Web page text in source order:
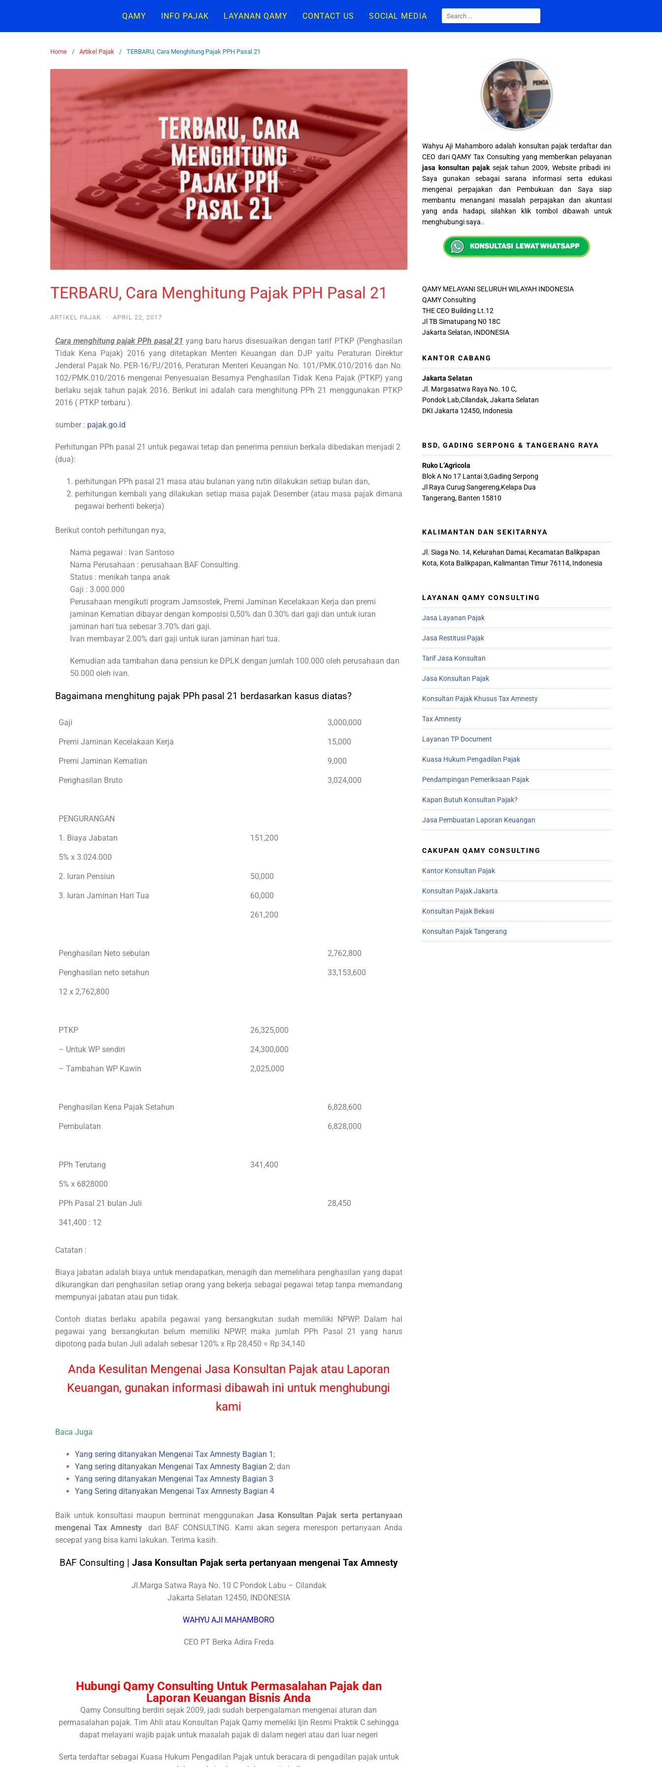
QAMY INFO PAJAK LAYANAN QAMY CONTACT US SOCIAL MEDIA
Home Artikel Pajak TERBARU, Cara Menghitung Pajak PPH Pasal 21
TERBARU, Cara Menghitung Pajak PPH Pasal 21
ARTIKEL PAJAK · APRIL 22, 2017
Cara menghitung pajak PPh pasal 21 yang baru harus disesuaikan dengan tarif PTKP (Penghasilan
Tidak Kena Pajak) 2016 yang ditetapkan Menteri Keuangan dan DJP yaitu Peraturan Direktur
Jenderal Pajak No. PER-16/PJ/2016, Peraturan Menteri Keuangan No. 101/PMK.010/2016 dan No.
102/PMK.010/2016 mengenai Penyesuaian Besarnya Penghasilan Tidak Kena Pajak (PTKP) yang
berlaku sejak tahun pajak 2016. Berikut ini adalah cara menghitung PPh 21 menggunakan PTKP
2016 ( PTKP terbaru ).
sumber : pajak.go.id
Perhitungan PPh pasal 21 untuk pegawai tetap dan penerima pensiun berkala dibedakan menjadi 2
(dua):
perhitungan PPh pasal 21 masa atau bulanan yang rutin dilakukan setiap bulan dan,
perhitungan kembali yang dilakukan setiap masa pajak Desember (atau masa pajak dimana
pegawai berhenti bekerja)
Berikut contoh perhitungan nya,
Nama pegawai : Ivan Santoso
Nama Perusahaan : perusahaan BAF Consulting.
Status : menikah tanpa anak
Gaji : 3.000.000
Perusahaan mengikuti program Jamsostek, Premi Jaminan Kecelakaan Kerja dan premi
jaminan Kematian dibayar dengan komposisi 0,50% dan 0.30% dari gaji dan untuk iuran
jaminan hari tua sebesar 3.70% dari gaji.
Ivan membayar 2.00% dari gaji untuk iuran jaminan hari tua.
Kemudian ada tambahan dana pensiun ke DPLK dengan jumlah 100.000 oleh perusahaan dan
50.000 oleh ivan.
Bagaimana menghitung pajak PPh pasal 21 berdasarkan kasus diatas?
Gaji 3,000,000
Premi Jaminan Kecelakaan Kerja 15,000
Premi Jaminan Kematian 9,000
Penghasilan Bruto 3,024,000
PENGURANGAN
1. Biaya Jabatan 151,200
5% x 3.024.000
2. Iuran Pensiun 50,000
3. Iuran Jaminan Hari Tua 60,000
261,200
Penghasilan Neto sebulan 2,762,800
Penghasilan neto setahun 33,153,600
12 x 2,762,800
PTKP 26,325,000
– Untuk WP sendiri 24,300,000
– Tambahan WP Kawin 2,025,000
Penghasilan Kena Pajak Setahun 6,828,600
Pembulatan 6,828,000
PPh Terutang 341,400
5% x 6828000
PPh Pasal 21 bulan Juli 28,450
341,400 : 12
Catatan :
Biaya jabatan adalah biaya untuk mendapatkan, menagih dan memelihara penghasilan yang dapat
dikurangkan dari penghasilan setiap orang yang bekerja sebagai pegawai tetap tanpa memandang
mempunyai jabatan atau pun tidak.
Contoh diatas berlaku apabila pegawai yang bersangkutan sudah memiliki NPWP. Dalam hal
pegawai yang bersangkutan belum memiliki NPWP, maka jumlah PPh Pasal 21 yang harus
dipotong pada bulan Juli adalah sebesar 120% x Rp 28,450 = Rp 34,140
Anda Kesulitan Mengenai Jasa Konsultan Pajak atau Laporan
Keuangan, gunakan informasi dibawah ini untuk menghubungi
kami
Baca Juga
Yang sering ditanyakan Mengenai Tax Amnesty Bagian 1 ;
Yang sering ditanyakan Mengenai Tax Amnesty Bagian 2; dan
Yang sering ditanyakan Mengenai Tax Amnesty Bagian 3
Yang Sering ditanyakan Mengenai Tax Amnesty Bagian 4
Baik untuk konsultasi maupun berminat menggunakan Jasa Konsultan Pajak serta pertanyaan
mengenai Tax Amnesty
dari BAF CONSULTING. Kami akan segera merespon pertanyaan Anda
secepat yang bisa kami lakukan. Terima kasih.
BAF Consulting | Jasa Konsultan Pajak serta pertanyaan mengenai Tax Amnesty
Jl.Marga Satwa Raya No. 10 C Pondok Labu – Cilandak
Jakarta Selatan 12450, INDONESIA
WAHYU AJI MAHAMBORO
CEO PT Berka Adira Freda
Hubungi Qamy Consulting Untuk Permasalahan Pajak dan
Laporan Keuangan Bisnis Anda
Qamy Consulting berdiri sejak 2009, jadi sudah berpengalaman mengenai aturan dan
permasalahan pajak. Tim Ahli atau Konsultan Pajak Qamy memeliki Ijin Resmi Praktik C sehingga
dapat melayani wajib pajak untuk masalah pajak di dalam negeri atau dari luar negeri
Serta terdaftar sebagai Kuasa Hukum Pengadilan Pajak untuk beracara di pengadilan pajak untuk
Wahyu Aji Mahamboro adalah konsultan pajak terdaftar dan
CEO dari QAMY Tax Consulting yang memberikan pelayanan
jasa konsultan pajaksejak tahun 2009, Website pribadi ini
Saya gunakan sebagai sarana informasi serta edukasi
mengenai perpajakan dan Pembukuan dan Saya siap
membantu menangani masalah perpajakan dan akuntasi
yang anda hadapi, silahkan klik tombol dibawah untuk
menghubungi saya..
QAMY MELAYANI SELURUH WILAYAH INDONESIA
QAMY Consulting
THE CEO Building Lt.12
Jl TB Simatupang N0 18C
Jakarta Selatan, INDONESIA
KANTOR CABANG
Jakarta Selatan
Jl. Margasatwa Raya No. 10 C,
Pondok Lab,Cilandak, Jakarta Selatan
DKI Jakarta 12450, Indonesia
BSD, GADING SERPONG & TANGERANG RAYA
Ruko L’Agricola
Blok A No 17 Lantai 3,Gading Serpong
Jl Raya Curug Sangereng,Kelapa Dua
Tangerang, Banten 15810
KALIMANTAN DAN SEKITARNYA
Jl. Siaga No. 14, Kelurahan Damai, Kecamatan Balikpapan
Kota, Kota Balikpapan, Kalimantan Timur 76114, Indonesia
LAYANAN QAMY CONSULTING
Jasa Layanan Pajak
Jasa Restitusi Pajak
Tarif Jasa Konsultan
Jasa Konsultan Pajak
Konsultan Pajak Khusus Tax Amnesty
Tax Amnesty
Layanan TP Document
Kuasa Hukum Pengadilan Pajak
Pendampingan Pemeriksaan Pajak
Kapan Butuh Konsultan Pajak?
Jasa Pembuatan Laporan Keuangan
CAKUPAN QAMY CONSULTING
Kantor Konsultan Pajak
Konsultan Pajak Jakarta
Konsultan Pajak Bekasi
Konsultan Pajak Tangerang